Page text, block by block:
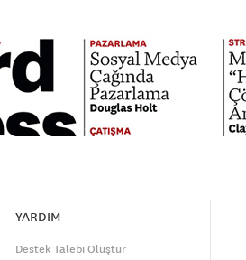
YARDIM
Destek Talebi Oluştur